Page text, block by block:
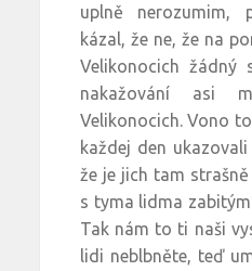
uplně nerozumim,
kázal, že ne, že na
Velikonocich žádný
nakažování asi
Velikonocich. Vono
každej den
že je jich tam
s tyma lidma
Tak nám to ti naši
lidi neblbněte, teď